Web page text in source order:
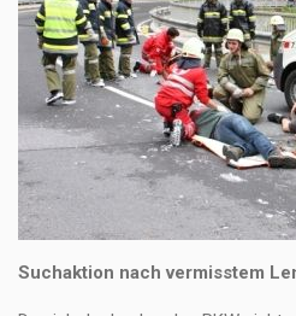
Suchaktion nach vermisstem